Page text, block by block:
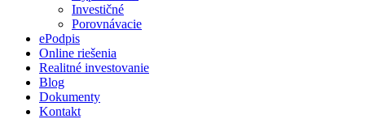
Investičné
Porovnávacie
ePodpis
Online riešenia
Realitné investovanie
Blog
Dokumenty
Kontakt